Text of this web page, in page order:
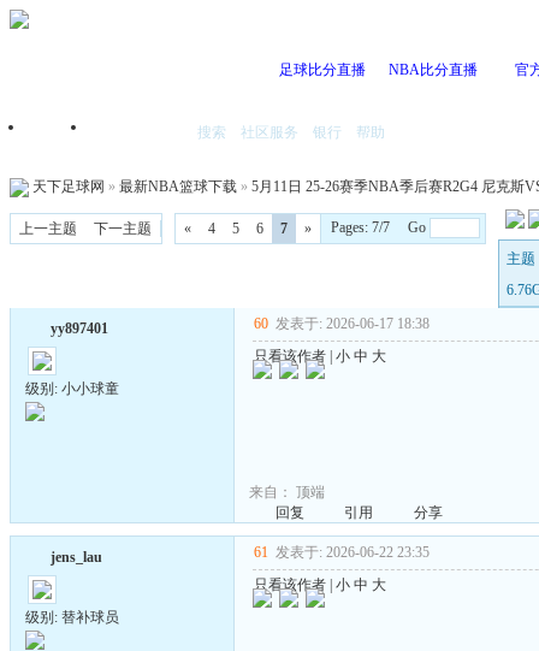
足球比分直播 NBA比分直播 官
首页 搜索 社区服务 银行 帮助
天下足球网 » 最新NBA篮球下载 » 5月11日 25-26赛季NBA季后赛R2G4 尼克斯
上一主题 下一主题 « 4 5 6 7 »
Pages: 7/7 Go
主题
yy897401
级别: 小小球童
60 发表于: 2026-06-17 18:38
只看该作者 小 中 大
来自： 顶端
回复
引用 分享
jens_lau
级别: 替补球员
61 发表于: 2026-06-22 23:35
只看该作者 小 中 大